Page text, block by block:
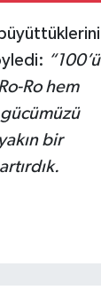
“100’ü
Ro hem
bir